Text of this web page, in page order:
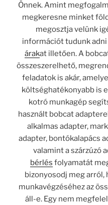
Önnek. Amint
megkeresne minket
megosztja velünk
információt tudunk adni
árakat illetően. A
összeszerelhető,
feladatok is akár,
költséghatékonyabb is
kotró munkagép
használt bobcat
alkalmas adapter,
adapter, bontókalapács
valamint a szárzúzó
bérlés folyamatát
bizonyosodj meg
munkavégzéséhez az
áll-e. Egy nem